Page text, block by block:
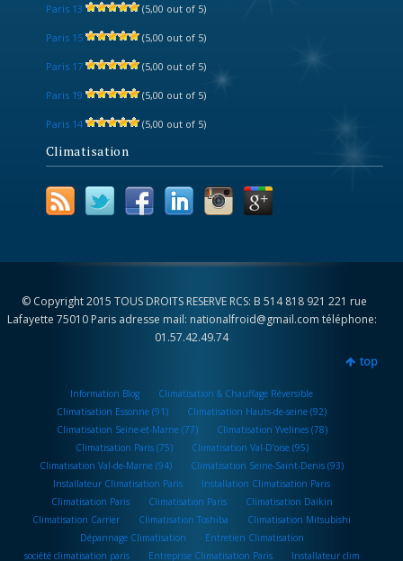
Paris 13 (5,00 out of 5)
Paris 15 (5,00 out of 5)
Paris 17 (5,00 out of 5)
Paris 19 (5,00 out of 5)
Paris 14 (5,00 out of 5)
Climatisation
© Copyright 2015 TOUS DROITS RESERVE RCS: B 514 818 921 221 rue
Lafayette 75010 Paris adresse mail: nationalfroid@gmail.com téléphone:
01.57.42.49.74
top
Information Blog
Climatisation & Chauffage Réversible
Climatisation Essonne (91)
Climatisation Hauts-de-seine (92)
Climatisation Seine-et-Marne (77)
Climatisation Yvelines (78)
Climatisation Paris (75)
Climatisation Val-D’oise (95)
Climatisation Val-de-Marne (94)
Climatisation Seine-Saint-Denis (93)
Installateur Climatisation Paris
Installation Climatisation Paris
Climatisation Paris
Climatisation Paris
Climatisation Daikin
Climatisation Carrier
Climatisation Toshiba
Climatisation Mitsubishi
Dépannage Climatisation
Entretien Climatisation
société climatisation paris
Entreprise Climatisation Paris Installateur clim